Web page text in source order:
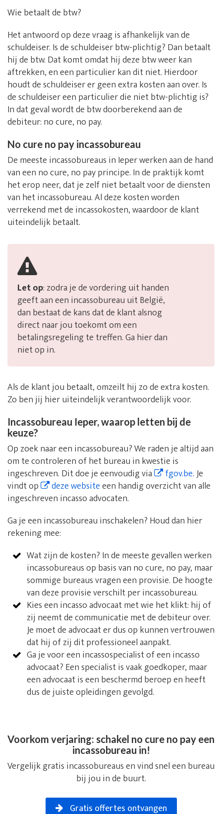
Wie betaalt de btw?
Het antwoord op deze vraag is afhankelijk van de
schuldeiser. Is de schuldeiser btw-plichtig? Dan betaalt
hij de btw. Dat komt omdat hij deze btw weer kan
aftrekken, en een particulier kan dit niet. Hierdoor
houdt de schuldeiser er geen extra kosten aan over. Is
de schuldeiser een particulier die niet btw-plichtig is?
In dat geval wordt de btw doorberekend aan de
debiteur: no cure, no pay.
No cure no pay incassobureau
De meeste incassobureaus in Ieper werken aan de hand
van een no cure, no pay principe. In de praktijk komt
het erop neer, dat je zelf niet betaalt voor de diensten
van het incassobureau. Al deze kosten worden
verrekend met de incassokosten, waardoor de klant
uiteindelijk betaalt.
Let op: zodra je de vordering uit handen
geeft aan een incassobureau uit België,
dan bestaat de kans dat de klant alsnog
direct naar jou toekomt om een
betalingsregeling te treffen. Ga hier dan
niet op in.
Als de klant jou betaalt, omzeilt hij zo de extra kosten.
Zo ben jij hier uiteindelijk verantwoordelijk voor.
Incassobureau Ieper, waarop letten bij de
keuze?
Op zoek naar een incassobureau? We raden je altijd aan
om te controleren of het bureau in kwestie is
ingeschreven. Dit doe je eenvoudig via
fgov.be. Je
vindt op
deze websiteeen handig overzicht van alle
ingeschreven incasso advocaten.
Ga je een incassobureau inschakelen? Houd dan hier
rekening mee:
Wat zijn de kosten? In de meeste gevallen werken
incassobureaus op basis van no cure, no pay, maar
sommige bureaus vragen een provisie. De hoogte
van deze provisie verschilt per incassobureau.
Kies een incasso advocaat met wie het klikt: hij of
zij neemt de communicatie met de debiteur over.
Je moet de advocaat er dus op kunnen vertrouwen
dat hij of zij dit professioneel aanpakt.
Ga je voor een incassospecialist of een incasso
advocaat? Een specialist is vaak goedkoper, maar
een advocaat is een beschermd beroep en heeft
dus de juiste opleidingen gevolgd.
Voorkom verjaring: schakel no cure no pay een
incassobureau in!
Vergelijk gratis incassobureaus en vind snel een bureau
bij jou in de buurt.
Gratis offertes ontvangen